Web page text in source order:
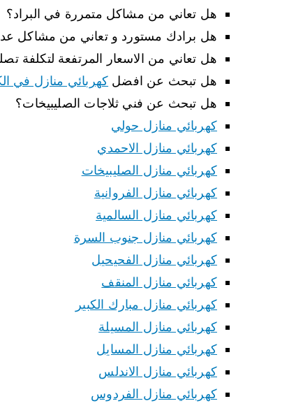
هل تعاني من مشاكل متمررة في البراد؟
هل برادك مستورد و تعاني من مشاكل
هل تعاني من الاسعار المرتفعة لتكلفة
هل تبحث عن افضل كهربائي منازل في
هل تبحث عن فني ثلاجات الصليبيخات؟
كهربائي منازل حولي
كهربائي منازل الاحمدي
كهربائي منازل الصليبيخات
كهربائي منازل الفروانية
كهربائي منازل السالمية
كهربائي منازل جنوب السرة
كهربائي منازل الفحيحيل
كهربائي منازل المنقف
كهربائي منازل مبارك الكبير
كهربائي منازل المسيلة
كهربائي منازل المسايل
كهربائي منازل الاندلس
كهربائي منازل الفردوس